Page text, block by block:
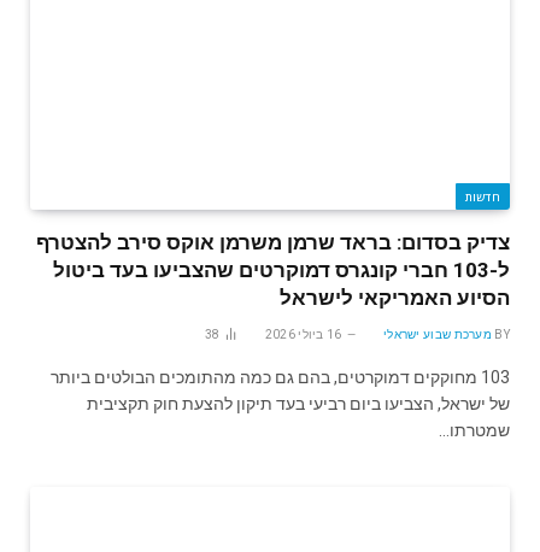
חדשות
צדיק בסדום: בראד שרמן משרמן אוקס סירב להצטרף
ל-103 חברי קונגרס דמוקרטים שהצביעו בעד ביטול
הסיוע האמריקאי לישראל
BY מערכת שבוע ישראלי 16 ביולי 2026 38
103 מחוקקים דמוקרטים, בהם גם כמה מהתומכים הבולטים ביותר
של ישראל, הצביעו ביום רביעי בעד תיקון להצעת חוק תקציבית
שמטרתו…